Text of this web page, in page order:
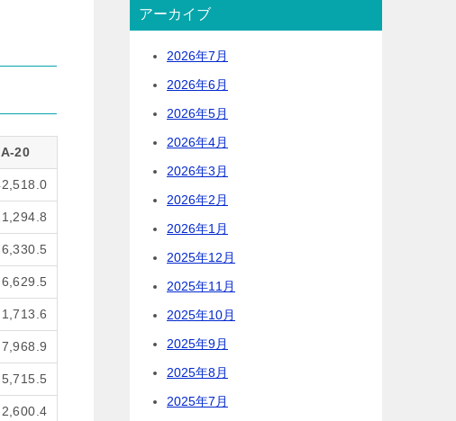
20
6,330.5
6,629.5
1,713.6
7,968.9
5,715.5
2,600.4
アーカイブ
2026年7月
2026年6月
2026年5月
2026年4月
2026年3月
2026年2月
2026年1月
2025年12月
2025年11月
2025年10月
2025年9月
2025年8月
2025年7月